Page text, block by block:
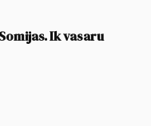
Ik vasaru